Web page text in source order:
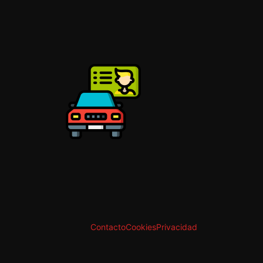
ContactoCookiesPrivacidad